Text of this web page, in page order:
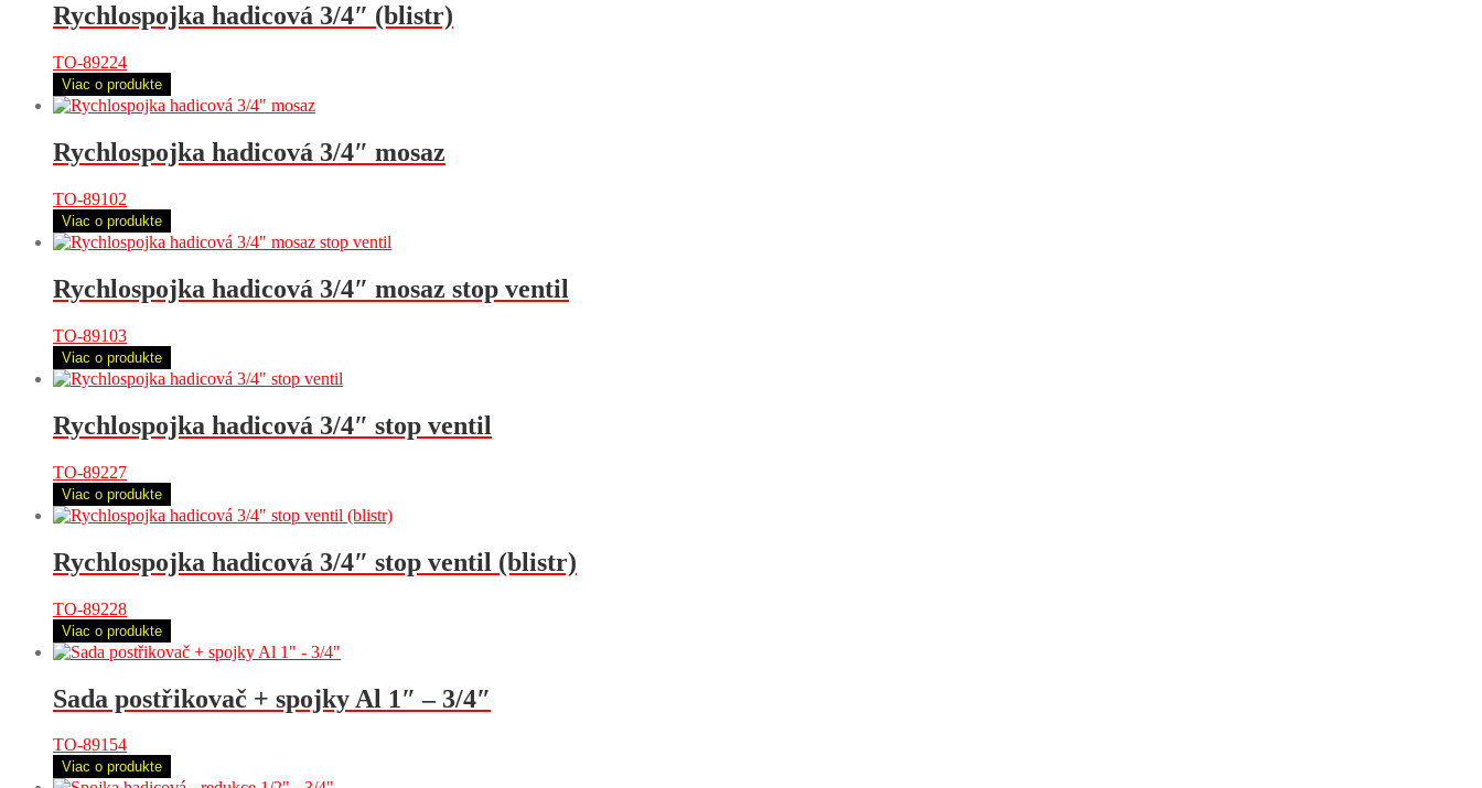
Rychlospojka hadicová 3/4″ (blistr)
TO-89224
Viac o produkte
Rychlospojka hadicová 3/4″ mosaz
TO-89102
Viac o produkte
Rychlospojka hadicová 3/4″ mosaz stop ventil
TO-89103
Viac o produkte
Rychlospojka hadicová 3/4″ stop ventil
TO-89227
Viac o produkte
Rychlospojka hadicová 3/4″ stop ventil (blistr)
TO-89228
Viac o produkte
Sada postřikovač + spojky Al 1″ – 3/4″
TO-89154
Viac o produkte